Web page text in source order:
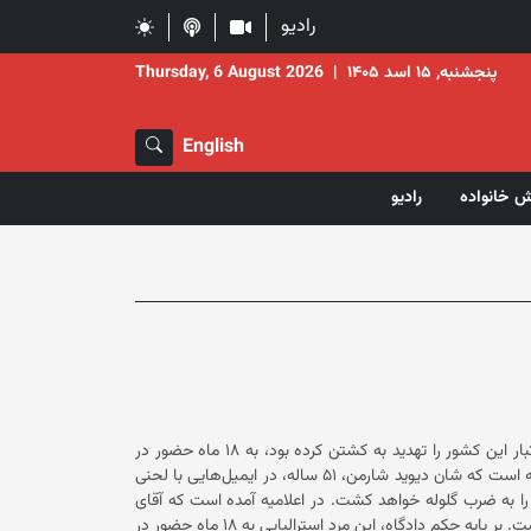
رادیو
پنجشنبه, ۱۵ اسد ۱۴۰۵ |
Thursday, 6 August 2026
English
خانواده رادیو
یک دادگاه در ایالت ویکتوریای استرالیا، مردی که فاطمه پیمان، سناتور افغان‌تبار این کشور را تهدید به کشتن کرده بود، به ۱۸ ماه حضور در
برنامه اصلاحات اجتماعی محکوم کرده است. این دادگاه با نشر اعلامیه‌ای گفته است که شان دیوید شارمن، ۵۱ ساله، در ایمیل‌هایی با لحنی
«نژادپرستانه، توهین‌آمیز و جنسیت‌زده»، خانم پیمان را تهدید کرده بود که او را به ضرب گلوله خواهد کشت. در اعلامیه آمده است که آقای